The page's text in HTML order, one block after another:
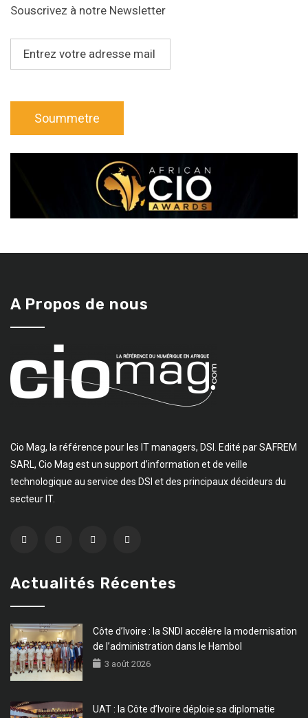
Souscrivez à notre Newsletter
A Propos de nous
Cio Mag, la référence pour les IT managers, DSI. Edité par SAFREM
SARL, Cio Mag est un support d’information et de veille
technologique au service des DSI et des principaux décideurs du
secteur IT.
Actualités Récentes
Côte d’Ivoire : la SNDI accélère la modernisation
de l’administration dans le Hambol
3 août 2026
UAT : la Côte d’Ivoire déploie sa diplomatie